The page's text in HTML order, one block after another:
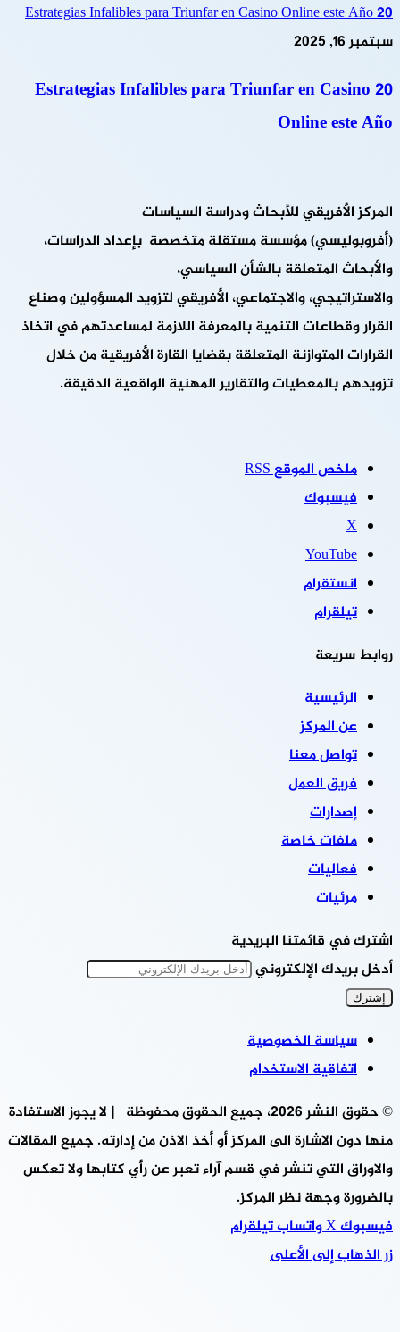
20 Estrategias Infalibles para Triunfar en Casino Online este Año
سبتمبر 16, 2025
20 Estrategias Infalibles para Triunfar en Casino
Online este Año
المركز الأفريقي للأبحاث ودراسة السياسات
(أفروبوليسي) مؤسسة مستقلة متخصصة بإعداد الدراسات،
والأبحاث المتعلقة بالشأن السياسي،
والاستراتيجي، والاجتماعي، الأفريقي لتزويد المسؤولين وصناع
القرار وقطاعات التنمية بالمعرفة اللازمة لمساعدتهم في اتخاذ
القرارات المتوازنة المتعلقة بقضايا القارة الأفريقية من خلال
تزويدهم بالمعطيات والتقارير المهنية الواقعية الدقيقة.
ملخص الموقع RSS
فيسبوك
‫X
‫YouTube
انستقرام
تيلقرام
روابط سريعة
الرئيسية
عن المركز
تواصل معنا
فريق العمل
إصدارات
ملفات خاصة
فعاليات
مرئيات
اشترك في قائمتنا البريدية
أدخل بريدك الإلكتروني
سياسة الخصوصية
اتفاقية الاستخدام
© حقوق النشر 2026، جميع الحقوق محفوظة | لا يجوز الاستفادة
منها دون الاشارة الى المركز أو أخذ الاذن من إدارته. جميع المقالات
والاوراق التي تنشر في قسم آراء تعبر عن رأي كتابها ولا تعكس
بالضرورة وجهة نظر المركز.
فيسبوك‫Xواتسابتيلقرام
زر الذهاب إلى الأعلى